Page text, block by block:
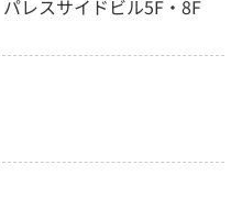
レスサイドビル5F・8F